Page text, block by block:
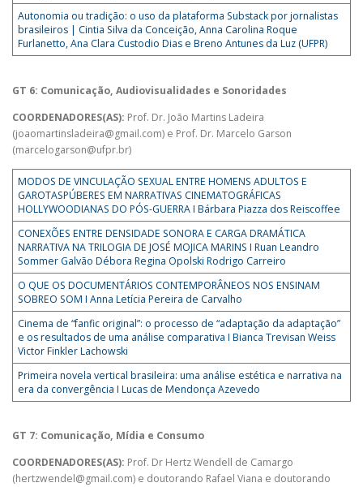
Autonomia ou tradição: o uso da plataforma Substack por jornalistas
brasileiros | Cintia Silva da Conceição, Anna Carolina Roque
Furlanetto, Ana Clara Custodio Dias e Breno Antunes da Luz (UFPR)
GT 6: Comunicação, Audiovisualidades e Sonoridades
COORDENADORES(AS): Prof. Dr. João Martins Ladeira
(joaomartinsladeira@gmail.com) e Prof. Dr. Marcelo Garson
(marcelogarson@ufpr.br)
MODOS DE VINCULAÇÃO SEXUAL ENTRE HOMENS ADULTOS E
GAROTASPÚBERES EM NARRATIVAS CINEMATOGRÁFICAS
HOLLYWOODIANAS DO PÓS-GUERRA I Bárbara Piazza dos Reiscoffee
CONEXÕES ENTRE DENSIDADE SONORA E CARGA DRAMÁTICA
NARRATIVA NA TRILOGIA DE JOSÉ MOJICA MARINS I Ruan Leandro
Sommer Galvão Débora Regina Opolski Rodrigo Carreiro
O QUE OS DOCUMENTÁRIOS CONTEMPORÂNEOS NOS ENSINAM
SOBREO SOM I Anna Letícia Pereira de Carvalho
Cinema de “fanfic original”: o processo de “adaptação da adaptação”
e os resultados de uma análise comparativa I Bianca Trevisan Weiss
Victor Finkler Lachowski
Primeira novela vertical brasileira: uma análise estética e narrativa na
era da convergência I Lucas de Mendonça Azevedo
GT 7: Comunicação, Mídia e Consumo
COORDENADORES(AS): Prof. Dr Hertz Wendell de Camargo
(hertzwendel@gmail.com) e doutorando Rafael Viana e doutorando